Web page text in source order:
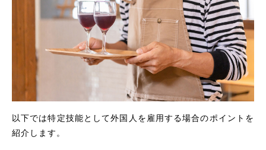
以下では特定技能として外国人を雇用する場合のポイントを
紹介します。